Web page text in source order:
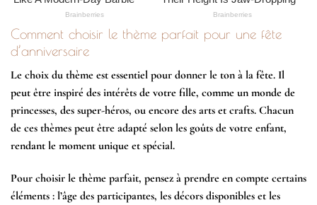
Comment choisir le thème parfait pour une fête
d’anniversaire
Le choix du thème est essentiel pour donner le ton à la fête. Il
peut être inspiré des intérêts de votre fille, comme un monde de
princesses, des super-héros, ou encore des arts et crafts. Chacun
de ces thèmes peut être adapté selon les goûts de votre enfant,
rendant le moment unique et spécial.
Pour choisir le thème parfait, pensez à prendre en compte certains
éléments : l’âge des participantes, les décors disponibles et les